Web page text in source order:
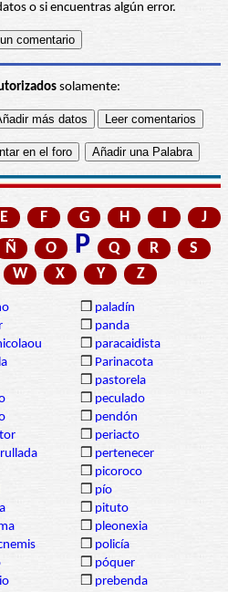
o si encuentras algún error.
solamente:
E F G H I
J
Ñ O P Q R
S
W X Y Z
❒ paladín
❒ panda
❒ paracaidista
❒ Parinacota
❒ pastorela
❒ peculado
❒ pendón
❒ periacto
❒ pertenecer
❒ picoroco
❒ pío
❒ pituto
❒ pleonexia
❒ policía
❒ póquer
❒ prebenda